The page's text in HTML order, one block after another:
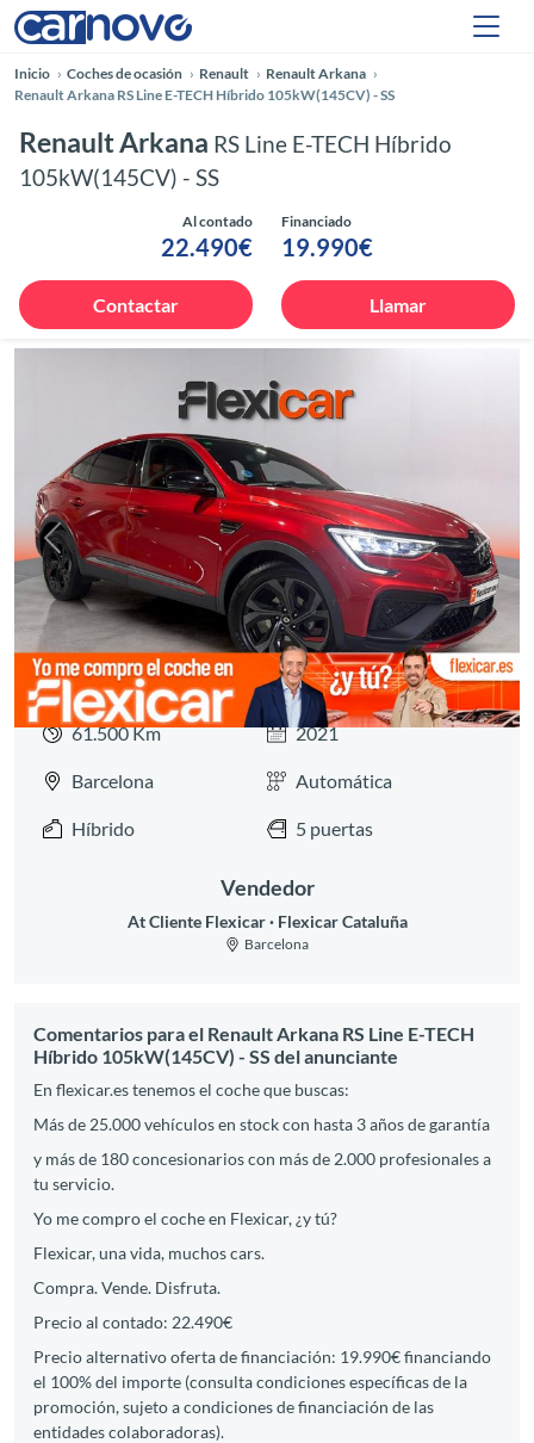
Inicio Coches de ocasión Renault
Renault Arkana
Renault Arkana RS Line E-TECH Híbrido 105kW(145CV) - SS
Renault Arkana RS Line E-TECH Híbrido
105kW(145CV) - SS
Al contado
22.490€
Financiado
19.990€
Contactar Llamar
Anterior
61.500 Km 2021
Barcelona Automática
Híbrido 5 puertas
Vendedor
At Cliente Flexicar Flexicar Cataluña
Barcelona
Comentarios para el Renault Arkana RS Line E-TECH
Híbrido 105kW(145CV) - SS del anunciante
En flexicar.es tenemos el coche que buscas:
Más de 25.000 vehículos en stock con hasta 3 años de garantía
y más de 180 concesionarios con más de 2.000 profesionales a
tu servicio.
Yo me compro el coche en Flexicar, ¿y tú?
Flexicar, una vida, muchos cars.
Compra. Vende. Disfruta.
Precio al contado: 22.490€
Precio alternativo oferta de financiación: 19.990€ financiando
el 100% del importe (consulta condiciones específicas de la
promoción, sujeto a condiciones de financiación de las
entidades colaboradoras).